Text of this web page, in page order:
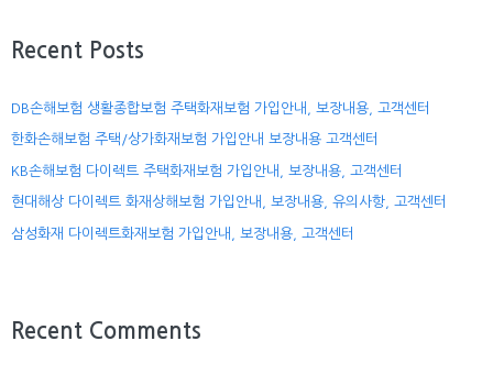
Recent Posts
DB손해보험 생활종합보험 주택화재보험 가입안내, 보장내용, 고객센터
한화손해보험 주택/상가화재보험 가입안내 보장내용 고객센터
KB손해보험 다이렉트 주택화재보험 가입안내, 보장내용, 고객센터
현대해상 다이렉트 화재상해보험 가입안내, 보장내용, 유의사항, 고객센터
삼성화재 다이렉트화재보험 가입안내, 보장내용, 고객센터
Recent Comments